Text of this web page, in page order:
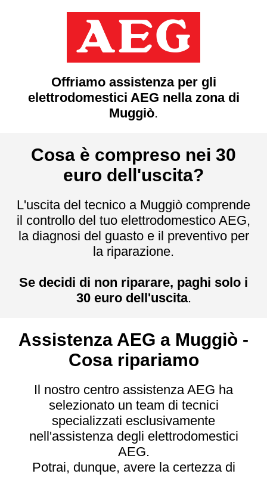
Offriamo assistenza per gli
elettrodomestici AEG nella zona di
Muggiò.
Cosa è compreso nei 30
euro dell'uscita?
L'uscita del tecnico a Muggiò comprende
il controllo del tuo elettrodomestico AEG,
la diagnosi del guasto e il preventivo per
la riparazione.
Se decidi di non riparare, paghi solo i
30 euro dell'uscita.
Assistenza AEG a Muggiò -
Cosa ripariamo
Il nostro centro assistenza AEG ha
selezionato un team di tecnici
specializzati esclusivamente
nell'assistenza degli elettrodomestici
AEG.
Potrai, dunque, avere la certezza di